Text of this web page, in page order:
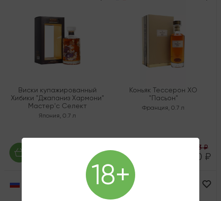
Виски купажированный
Хибики "Джапаниз Хармони"
Мастер'с Селект
Япония, 0.7 л
30 170 ₽
Коньяк Тессерон ХО
"Пасьон"
Франция, 0.7 л
45 533 ₽
34 150 ₽
18+